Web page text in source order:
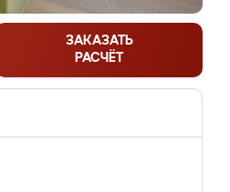
ЗАКАЗАТЬ
РАСЧЁТ